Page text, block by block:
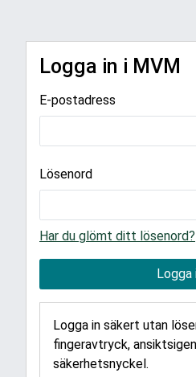
Logga in i MVM
E-postadress
Lösenord
Har du glömt ditt lösenord?
Logga
Logga in säkert utan
fingeravtryck,
säkerhetsnyckel.